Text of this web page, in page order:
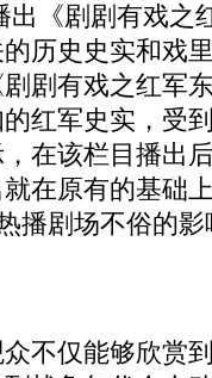
出《剧剧有戏之
历史史实和戏
剧剧有戏之红军
红军史实，受
在该栏目播出
在原有的基础
播剧场不俗的
仅能够欣赏